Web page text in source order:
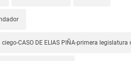
CASO DE ELIAS PIÑA-primera legislatura